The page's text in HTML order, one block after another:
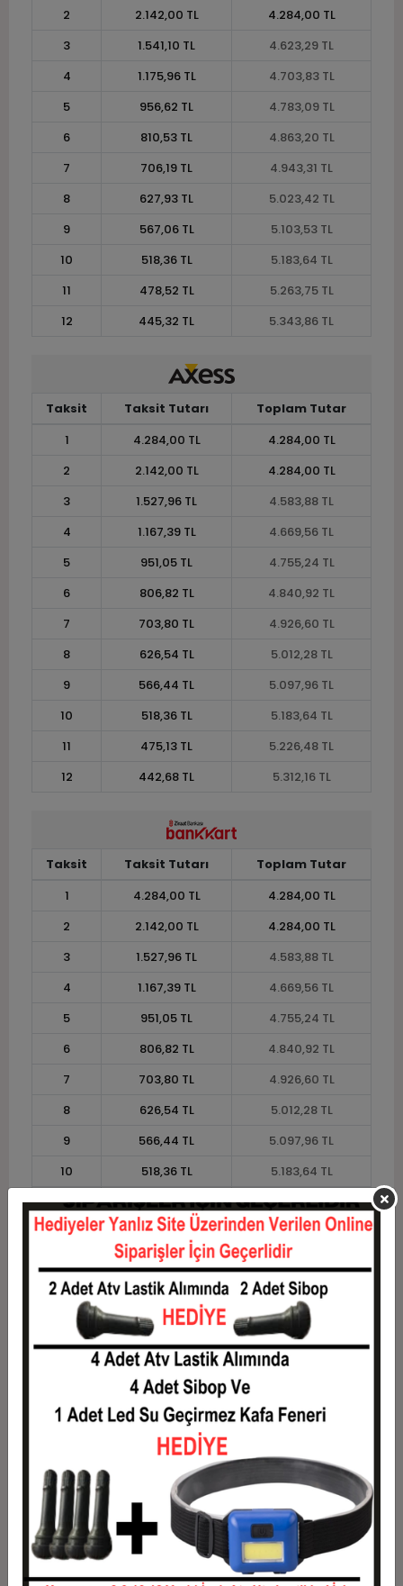
2 2.142,00 TL
4.284,00 TL
3
1.541,10 TL
4.623,29 TL
4
1.175,96 TL
4.703,83 TL
5
956,62 TL
4.783,09 TL
6
810,53 TL
4.863,20 TL
7
706,19 TL
4.943,31 TL
8
627,93 TL
5.023,42 TL
9
567,06 TL
5.103,53 TL
10
518,36 TL
5.183,64 TL
11
478,52 TL
5.263,75 TL
12
445,32 TL 5.343,86 TL
Taksit Taksit Tutarı
Toplam Tutar
1
4.284,00 TL
4.284,00 TL
2
2.142,00 TL
4.284,00 TL
3
1.527,96 TL
4.583,88 TL
4
1.167,39 TL
4.669,56 TL
5
951,05 TL
4.755,24 TL
6
806,82 TL
4.840,92 TL
7
703,80 TL
4.926,60 TL
8
626,54 TL
5.012,28 TL
9
566,44 TL
5.097,96 TL
10
518,36 TL
5.183,64 TL
11
475,13 TL
5.226,48 TL
12
442,68 TL 5.312,16 TL
Taksit Taksit Tutarı
Toplam Tutar
1
4.284,00 TL
4.284,00 TL
2
2.142,00 TL
4.284,00 TL
3
1.527,96 TL
4.583,88 TL
4
1.167,39 TL
4.669,56 TL
5
951,05 TL
4.755,24 TL
6
806,82 TL
4.840,92 TL
7
703,80 TL
4.926,60 TL
8
626,54 TL
5.012,28 TL
9
566,44 TL
5.097,96 TL
10
518,36 TL
5.183,64 TL
11
475,13 TL
5.226,48 TL
12
442,68 TL 5.312,16 TL
Taksit Taksit Tutarı
Toplam Tutar
1
4.284,00 TL
4.284,00 TL
2.142,00 TL
3
1.527,96 TL
4.583,88 TL
1.167,39 TL
5
951,05 TL
6
806,82 TL
4.840,92 TL
7
703,80 TL
4.926,60 TL
8
5.012,28 TL